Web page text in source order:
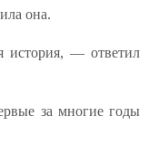
она.
история, — ответил
за многие годы